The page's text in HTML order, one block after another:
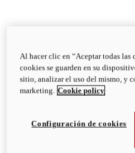
Diavel
V4
Diavel V4
126 Nm
223 kg
Al hacer clic en “Aceptar todas las
cookies se guarden en su
sitio, analizar el uso del mismo, y
marketing. Cookie policy
Configuración de cookies